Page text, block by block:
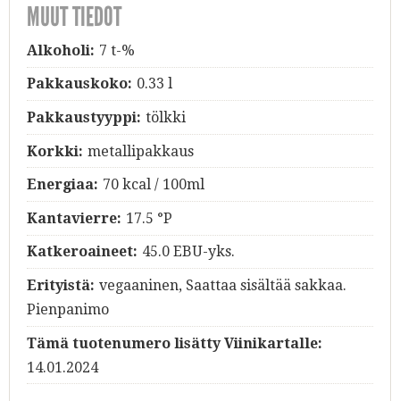
MUUT TIEDOT
Alkoholi: 7 t-%
Pakkauskoko: 0.33 l
Pakkaustyyppi: tölkki
Korkki: metallipakkaus
Energiaa: 70 kcal / 100ml
Kantavierre: 17.5 °P
Katkeroaineet: 45.0 EBU-yks.
Erityistä: vegaaninen, Saattaa sisältää sakkaa.
Pienpanimo
Tämä tuotenumero lisätty Viinikartalle:
14.01.2024